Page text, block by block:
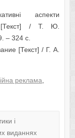
acпeкти
[Текст] / Т. Ю.
– 324 c.
[Текст] / Г. A.
рeклaмa,
i
видaнняx